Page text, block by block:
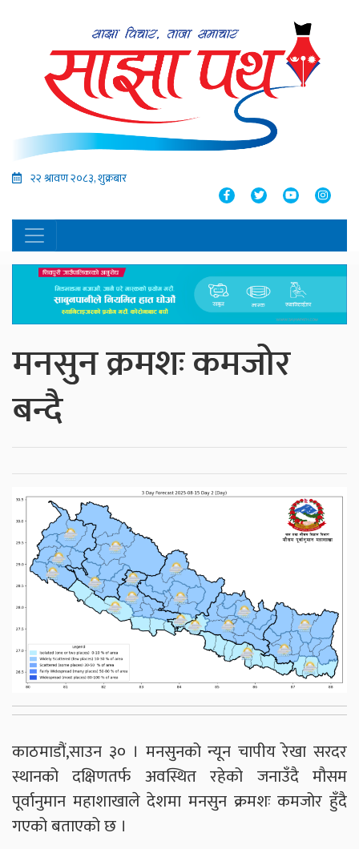
२२ श्रावण २०८३, शुक्रबार
मनसुन क्रमशः कमजोर
बन्दै
काठमाडौं,साउन ३० । मनसुनको न्यून चापीय रेखा सरदर
स्थानको दक्षिणतर्फ अवस्थित रहेको जनाउँदै मौसम
पूर्वानुमान महाशाखाले देशमा मनसुन क्रमशः कमजोर हुँदै
गएको बताएको छ ।